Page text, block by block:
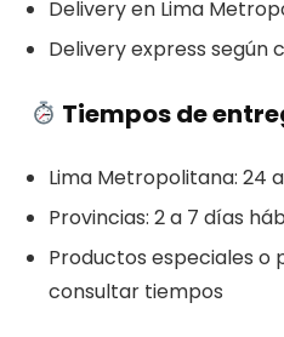
Delivery en Lima
Delivery express según
Tiempos de
Lima Metropolitana: 24
Provincias: 2 a 7 días
Productos especiales o
consultar tiempos